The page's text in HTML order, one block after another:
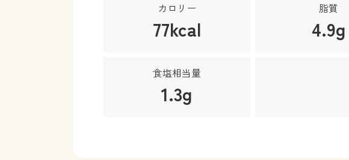
カロリー
77kcal
脂質
4.9g
食塩相当量
1.3g